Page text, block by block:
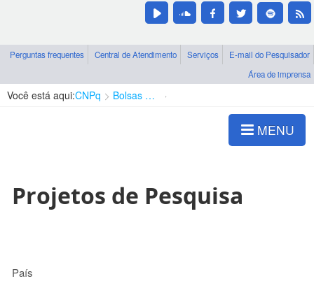
Perguntas frequentes Central de Atendimento Serviços
E-mail do Pesquisador
Área de imprensa
Você está aqui:CNPq Bolsas e Auxílios Vigentes
MENU
Projetos de Pesquisa
País